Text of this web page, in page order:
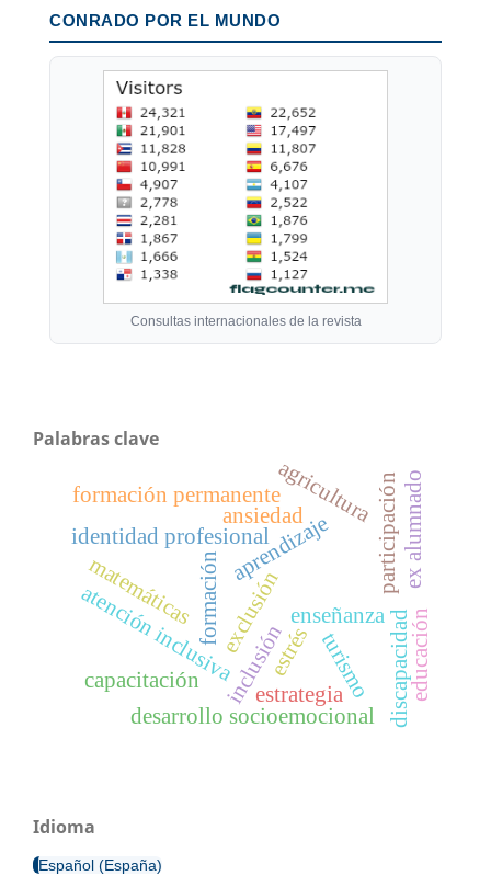
CONRADO POR EL MUNDO
Consultas internacionales de la revista
Palabras clave
formación
atención inclusiva
identidad profesional
enseñanza
aprendizaje
inclusión
exclusión discapacidad
capacitación
estrés
ansiedad
formación permanenteagricultura
turismo
desarrollo socioemocional
educación
participación
estrategia
matemáticas
ex alumnado
Idioma
Español (España)